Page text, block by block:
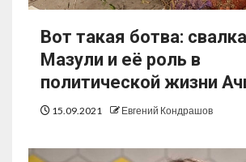
Вот такая ботва:
Мазули и её роль в
политической жизни
15.09.2021 Евгений Кондрашов